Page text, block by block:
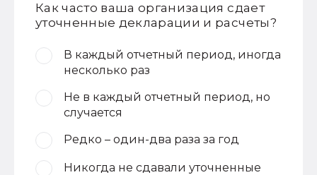
Как часто ваша организация сдает
уточненные декларации и расчеты?
В каждый отчетный период, иногда
несколько раз
Не в каждый отчетный период, но
случается
Редко – один-два раза за год
Никогда не сдавали уточненные